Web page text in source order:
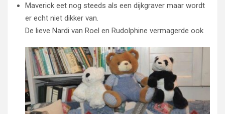
Maverick eet nog steeds als een dijkgraver maar wordt
er echt niet dikker van.
De lieve Nardi van Roel en Rudolphine vermagerde ook